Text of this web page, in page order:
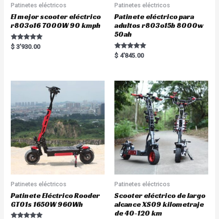
Patinetes eléctricos
El mejor scooter eléctrico
r803o16 7000W 90 kmph
Rated
5.00
$ 3'930.00
Patinetes eléctricos
Patinete eléctrico para
adultos r803o15b 8000w
50ah
Rated
5.00
$ 4'845.00
Patinetes eléctricos
Patinete Eléctrico Rooder
GT01s 1650W 960Wh
Patinetes eléctricos
Scooter eléctrico de largo
alcance XS09 kilometraje
de 40-120 km